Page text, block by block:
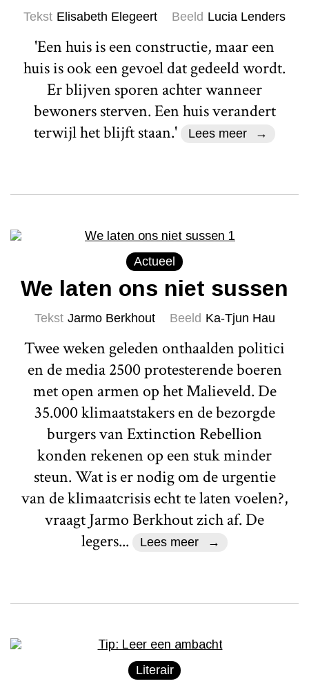
Tekst Elisabeth Elegeert Beeld Lucia Lenders
'Een huis is een constructie, maar een
huis is ook een gevoel dat gedeeld wordt.
Er blijven sporen achter wanneer
bewoners sterven. Een huis verandert
terwijl het blijft staan.'
Lees meer
Actueel
We laten ons niet sussen
Tekst Jarmo Berkhout Beeld Ka-Tjun Hau
Twee weken geleden onthaalden politici
en de media 2500 protesterende boeren
met open armen op het Malieveld. De
35.000 klimaatstakers en de bezorgde
burgers van Extinction Rebellion
konden rekenen op een stuk minder
steun. Wat is er nodig om de urgentie
van de klimaatcrisis echt te laten voelen?,
vraagt Jarmo Berkhout zich af. De
legers...
Lees meer
Literair